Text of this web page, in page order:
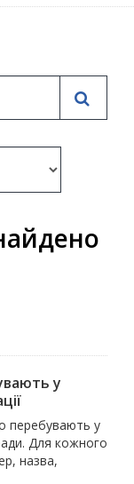
у
перебувають у
Для кожного
назва,